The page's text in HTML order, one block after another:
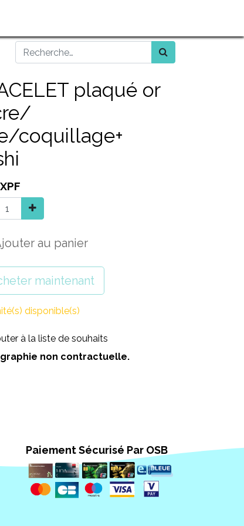
plaqué or
coquillage+
XPF
au panier
maintenant
disponible(s)
à la liste de souhaits
non contractuelle.
Paiement Sécurisé Par OSB